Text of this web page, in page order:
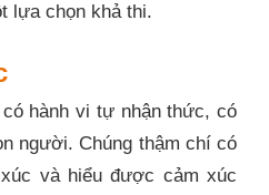
lựa chọn khả thi.
có hành vi tự nhận thức, có
người. Chúng thậm chí có
và hiểu được cảm xúc